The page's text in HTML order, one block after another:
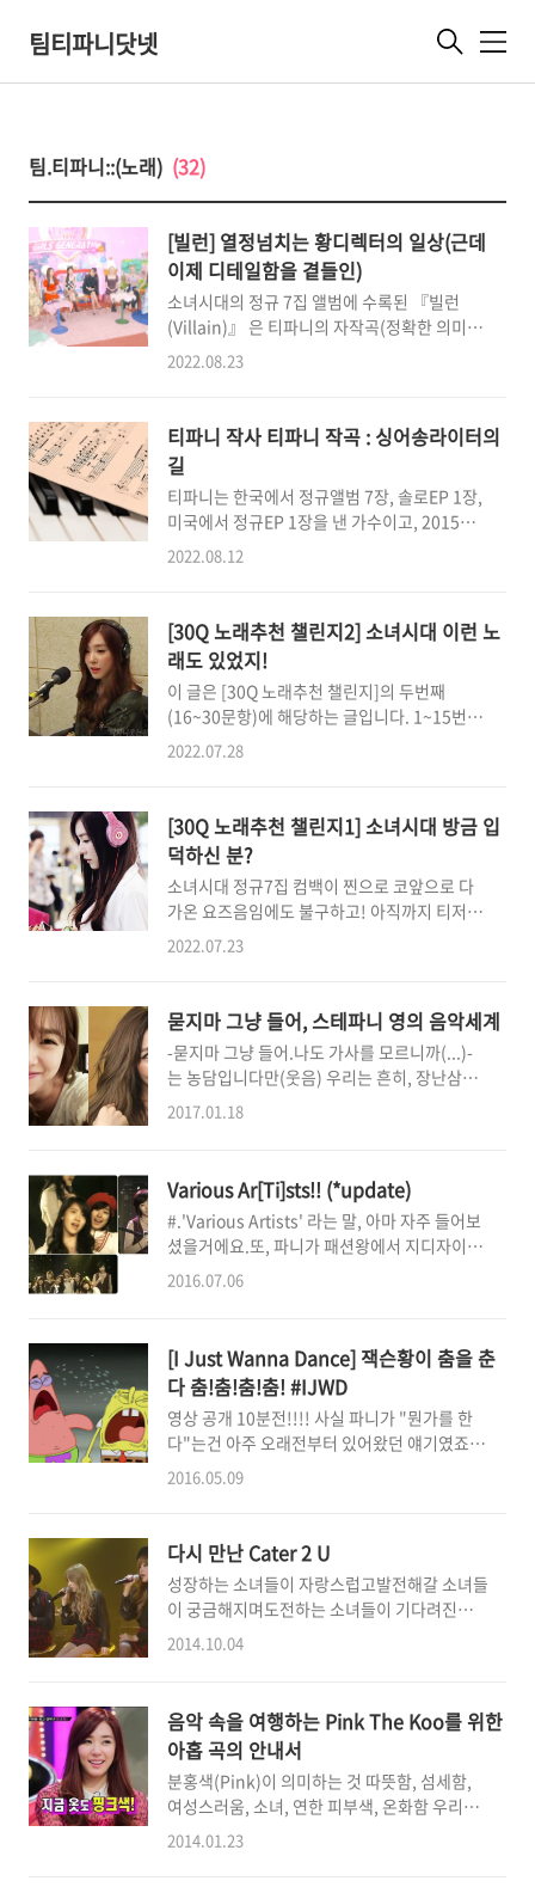
팀티파니닷넷 메
팀.티파니::(노래) (32)
[빌런] 열정넘치는 황디렉터의 일상(근데
이제 디테일함을 곁들인)
소녀시대의 정규 7집 앨범에 수록된 『빌런
(Villain)』 은 티파니의 자작곡(정확한 의미로
는 파니가 영어로 곡을 만들었고, 거기에 수영이
사에 참여한 것으로 보이는데, 과연 파니의 영어
가이드는 어떤 느낌이었을지도 굉장히 궁금해
집니다(수토리든 탱로그든 융로그든 어디에서
든 제발 들려줘요오오오.....) 물론 작사에 참여
한 「세븐틴」도 같이 실려있지만 일단은 자작
곡을 소녀시대 본체 앨범에 실을 수 있었다는 점
봤습니다. 그리고 마침 「소시탐탐」에 멤버들
의 녹음과 보컬 디렉팅 현장까지 빼곡하게 수록
되어 있으니 SM...고...고맙습..
2022.08.23
티파니 작사 티파니 작곡 : 싱어송라이터의
길
티파니는 한국에서 정규앨범 7장, 솔로EP 1장,
미국에서 정규EP 1장을 낸 가수이고, 2015년
즈음부터 스스로 음악적인 흥미를 느껴 작사/작
자신의 처음 시작도 노래라고 할 만큼 자신있고
당당한 모습이 특징이었는데, 이제는 음악적인
면모도 확실히 보여주고 싶다는 미래를 선보이
게 됩니다. 그리하여 벌써 이렇게 한 페이지를
꽉 채울 정도의 정식 발매 곡을 내게 되었네요.
귀엽고 사랑스럽던 걸그룹 속 한 멤버의 이미지
길고 긴 음악 여정을 따라가봅니다. 언니들의 슬
램덩크 - 티파니, 걸그룹 고충 "포스트걸 쉽게
본다"..
2022.08.12
[30Q 노래추천 챌린지2] 소녀시대 이런 노
래도 있었지!
이 글은 [30Q 노래추천 챌린지]의 두번째
(16~30문항)에 해당하는 글입니다. 1~15번까
지의 앞 문항을 보고오시려면 앞의 포스팅을 얼
가셔도 상관은 없습니다만) 노래 추천 포맷은
동일하게 이어집니다. 그리고 저만 좋아하는
(....) 수록곡이 많을텐데 부디 노잼이라도 즈....
즐겨주세요... ** 앞 포스팅 [30Q 노래추천 챌
린지1] 소녀시대 방금 입덕하신 분? * 각 추천곡
의 제목을 클릭하면(링크가 연결되어 있다면)
오픈되지 않은 경우에는 링크가 연결되어있지
않으니 유튜브에서 제목으로 검색해주세요ㅅ.
ㅅ 소녀시대 노래 ..
2022.07.28
[30Q 노래추천 챌린지1] 소녀시대 방금 입
덕하신 분?
소녀시대 정규7집 컴백이 찐으로 코앞으로 다
가온 요즈음임에도 불구하고! 아직까지 티저든
스포든 아무리 쥐어짜고 쥐어짜도 '코빼기도'
고 있습니다만, 티저를 기다리며 심심한 마음을
주저리주저리 글로 옮겨보는 중입니다. 그나마
최근 리얼리티 이 방송되고 있어서 하루하루 즐
거운 맴으로 즐기고 있긴 한데, 데뷔 15년차라
는 거대한(?) 대슨배님이지만 오히려 리얼리티
라고 생각해서! 수많은 새우젓 중 하나인 황머
글로서!!!! 제 플레이리스트를 공개(어디까지나
개인의견 102%입니다)해보고자 하니, 흥미있
는 부분은 꼭 한번 감상해..
2022.07.23
묻지마 그냥 들어, 스테파니 영의 음악세계
-묻지마 그냥 들어.나도 가사를 모르니까(...)-
는 농담입니다만(웃음) 우리는 흔히, 장난삼아
'황미영은 한국사람 스테파니는 미국사람'.....
와 목소리, 말투가 뭔가 비슷하면서도 어딘지모
르게 다른 느낌으로 변하기 때문이죠. 일단 스테
파니 모드일 경우에는 굉장히 말이 빠르고 톤이
낮으며 제스쳐가 많아지는 편이에요. 그리고 뭔
가 황미영모드는 귀엽고 사근사근하며 러블리
인 것 같기도 하고(물론 선입견 150%입니다
만) 그리고 뭐랄까. 음악에서 '언어가 달라진
다'는건 단순한 리메이크나 편곡과는 또 다른 매
력이 있죠. 우리가 파니가 부르..
2017.01.18
Various Ar[Ti]sts!! (*update)
#.'Various Artists' 라는 말, 아마 자주 들어보
셨을거에요.또, 파니가 패션왕에서 지디자이너
와 같이 했던 팀명이기도 하죠? '다양한 가수들'
을 바라보겠다는 그런 의도로 지은게 아닐까 합
니다.가수인 파니에게는 뗄 수 없는 단어이기도
하고 말이죠.그래요. 다양한 가수들. 다양한 예
술가들. 다양한 사람들. 이번 팀티의 '노래' 포스
팅은파니가 'Various Artists' 로서 참여했던
곡들에 대한 얘기를 하고자 합니다. 수없이 많은
하지만(!)그래도 좋은 취지로 참여하는 만큼 선
심성의껏 부르는 모습이 화면에 고..
2016.07.06
[I Just Wanna Dance] 잭슨황이 춤을 춘
다 춤!춤!춤!춤! #IJWD
영상 공개 10분전!!!! 사실 파니가 "뭔가를 한
다"는건 아주 오래전부터 있어왔던 얘기였죠.
소녀시대가 최스위밍,구너율,서망냉이 작사가
택 성수동 오프 때, "요즘 작업하는..."이라고 흘
린 말도 있었고.여러 작곡가들의 무수한 팔로우
와 친분, 피쳐링 등의 활동을 하는 것도 보았고..
그래서, 정말이지 뭔가를!했습니다!!!!!!!!뭔가
를.뭔가를.뭔가를.뭔가를.뭔가를.그 뭔가가 뭔
#BitterSweetCrazy 때 사실 이 원곡이 댄스라
고 하면서 들려주었던 거, 다들 기억하시죠? 역
시나, 우리의 잭슨황씨의 타이틀은 '댄스'일거
라는..
2016.05.09
다시 만난 Cater 2 U
성장하는 소녀들이 자랑스럽고발전해갈 소녀들
이 궁금해지며도전하는 소녀들이 기다려진다 --
-(캡춰 : 뱃살이님
스케에 출연했을 때 각각 개인무대와 함께
'Cater2U'라는 곡의 합동무대도 준비했었습니
다.아직 태티서로 특별무대를 한적이 많지 않았
을 때라 각자의 개인무대도 물론 좋았지만 셋의
합동무대도 무척 기대가 되었었는데, 방송편집
상의 이유로 정작 본방에선 나오지 않았죠. 물론
2014.10.04
음악 속을 여행하는 Pink The Koo를 위한
아홉 곡의 안내서
분홍색(Pink)이 의미하는 것 따뜻함, 섬세함,
여성스러움, 소녀, 연한 피부색, 온화함 우리는
아시다시피, 세상에서 가장 유명한(이라고 팀티
2014.01.23